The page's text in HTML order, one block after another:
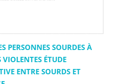
PERSONNES SOURDES À
VIOLENTES ÉTUDE
ENTRE SOURDS ET